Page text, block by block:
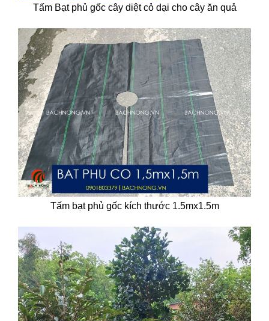
Tấm Bạt phủ gốc cây diệt cỏ dại cho cây ăn quả
Tấm bạt phủ gốc kích thước 1.5mx1.5m